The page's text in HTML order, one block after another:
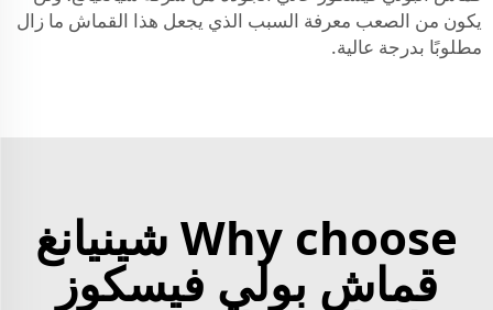
يكون من الصعب معرفة السبب الذي يجعل هذا القماش ما زال
مطلوبًا بدرجة عالية.
Why choose شينيانغ
قماش بولي فيسكوز